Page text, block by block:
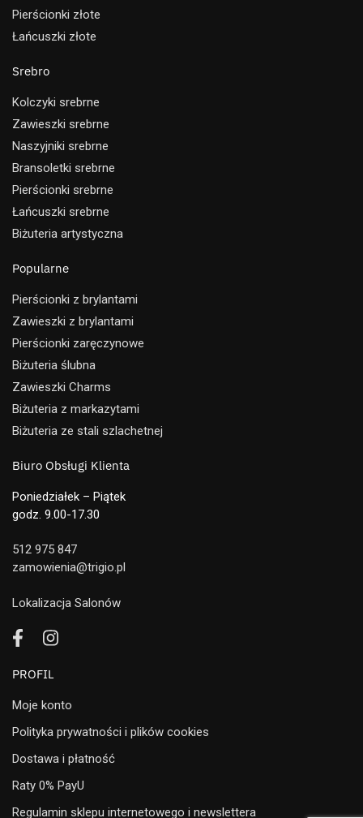
Pierścionki złote
Łańcuszki złote
Srebro
Kolczyki srebrne
Zawieszki srebrne
Naszyjniki srebrne
Bransoletki srebrne
Pierścionki srebrne
Łańcuszki srebrne
Biżuteria artystyczna
Popularne
Pierścionki z brylantami
Zawieszki z brylantami
Pierścionki zaręczynowe
Biżuteria ślubna
Zawieszki Charms
Biżuteria z markazytami
Biżuteria ze stali szlachetnej
Biuro Obsługi Klienta
Poniedziałek – Piątek
godz. 9.00-17.30
512 975 847
zamowienia@trigio.pl
Lokalizacja Salonów
PROFIL
Moje konto
Polityka prywatności i plików cookies
Dostawa i płatność
Raty 0% PayU
Regulamin sklepu internetowego i newslettera